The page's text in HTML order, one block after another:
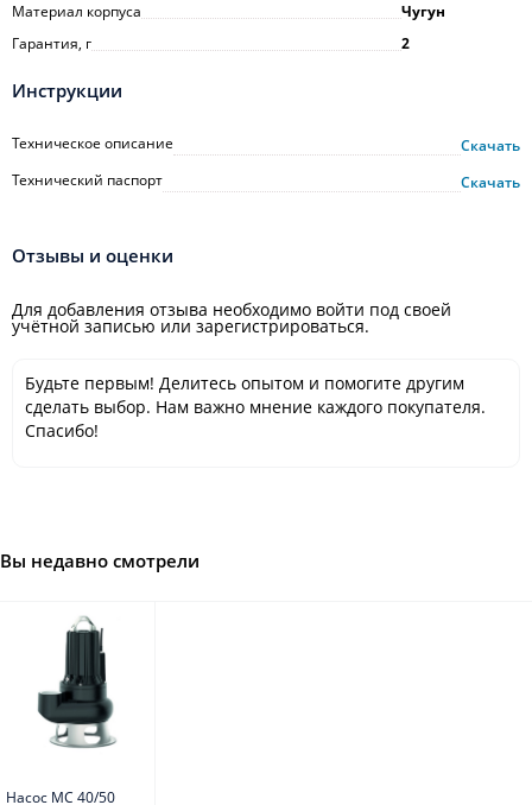
Материал корпуса
Чугун
Гарантия, г
2
Инструкции
Техническое описание
Скачать
Технический паспорт
Скачать
Отзывы и оценки
Для добавления отзыва необходимо войти под своей
учётной записью или зарегистрироваться.
Будьте первым! Делитесь опытом и помогите другим
сделать выбор. Нам важно мнение каждого покупателя.
Спасибо!
Вы недавно смотрели
Насос MC 40/50